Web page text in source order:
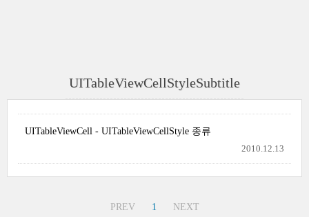
UITableViewCellStyleSubtitle
UITableViewCell - UITableViewCellStyle 종류
2010.12.13
PREV 1 NEXT